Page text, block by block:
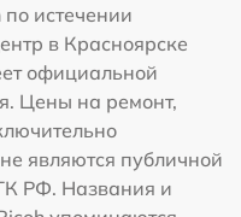
истечении
в Красноярске
официальной
Цены на ремонт,
являются публичной
РФ. Названия и